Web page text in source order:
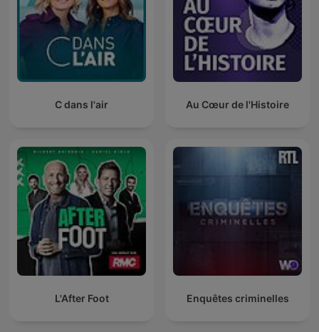
C dans l'air Au Cœur de l'Histoire
L'After Foot Enquêtes criminelles